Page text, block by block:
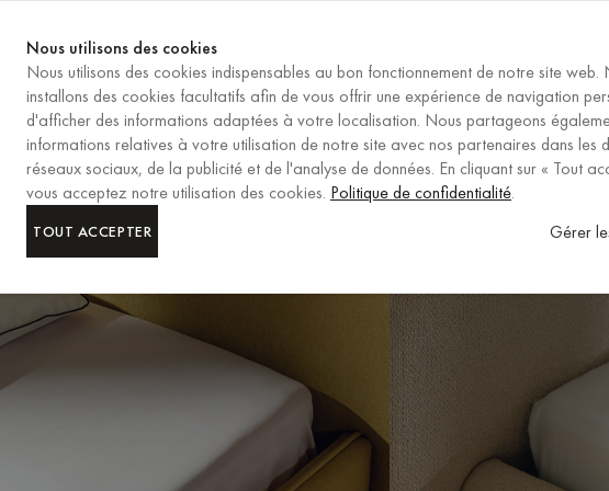
FR/EUR
SÉLECTION DE LA RÉGION ET
Nous utilisons des cookies
Nous utilisons des cookies indispensables au bon fonctionnement de notre site web.
installons des cookies facultatifs afin de vous offrir une expérience de navigation
d'afficher des informations adaptées à votre localisation. Nous partageons
informations relatives à votre utilisation de notre site avec nos partenaires dans les
réseaux sociaux, de la publicité et de l'analyse de données. En cliquant sur « Tout
vous acceptez notre utilisation des cookies. Politique de confidentialité.
TOUT ACCEPTER Gérer